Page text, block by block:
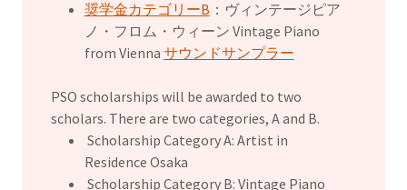
奨学金カテゴリーB ：ヴィンテージピア
ノ・フロム・ウィーン Vintage Piano
from Vienna サウンドサンプラー
PSO scholarships will be awarded to two
scholars. There are two categories, A and B.
Scholarship Category A: Artist in
Residence Osaka
Scholarship Category B: Vintage Piano